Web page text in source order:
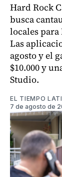
Hard Rock
busca
locales
Las
agosto y el
$10.000 y
Studio.
EL TIEMPO
7 de agosto de